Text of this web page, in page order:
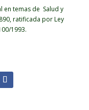
en temas de Salud y
ratificada por Ley
1993.